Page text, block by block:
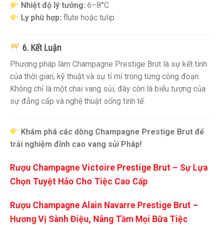
Nhiệt độ lý tưởng: 6–8°C
Ly phù hợp: flute hoặc tulip
6. Kết Luận
Phương pháp làm Champagne Prestige Brut là sự kết tinh
của thời gian, kỹ thuật và sự tỉ mỉ trong từng công đoạn.
Không chỉ là một chai vang sủi, đây còn là biểu tượng của
sự đẳng cấp và nghệ thuật sống tinh tế.
Khám phá các dòng Champagne Prestige Brut để
trải nghiệm đỉnh cao vang sủi Pháp!
Rượu Champagne Victoire Prestige Brut – Sự Lựa
Chọn Tuyệt Hảo Cho Tiệc Cao Cấp
Rượu Champagne Alain Navarre Prestige Brut –
Hương Vị Sành Điệu, Nâng Tầm Mọi Bữa Tiệc